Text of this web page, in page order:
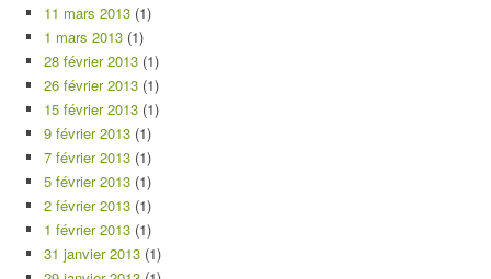
11 mars 2013 (1)
1 mars 2013 (1)
28 février 2013 (1)
26 février 2013 (1)
15 février 2013 (1)
9 février 2013 (1)
7 février 2013 (1)
5 février 2013 (1)
2 février 2013 (1)
1 février 2013 (1)
31 janvier 2013 (1)